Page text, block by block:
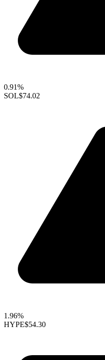
0.91%
SOL$74.02
1.96%
HYPE$54.30